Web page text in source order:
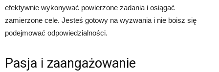
efektywnie wykonywać powierzone zadania i osiągać
zamierzone cele. Jesteś gotowy na wyzwania i nie boisz się
podejmować odpowiedzialności.
Pasja i zaangażowanie